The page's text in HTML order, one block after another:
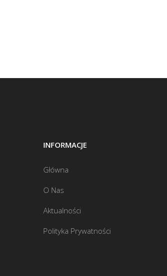
INFORMACJE
Główna
O Nas
Aktualności
Polityka Prywatności